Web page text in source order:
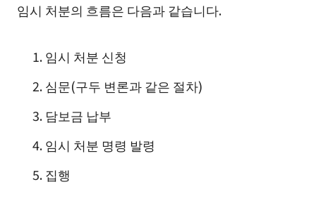
임시 처분의 흐름은 다음과 같습니다.
임시 처분 신청
심문(구두 변론과 같은 절차)
담보금 납부
임시 처분 명령 발령
집행